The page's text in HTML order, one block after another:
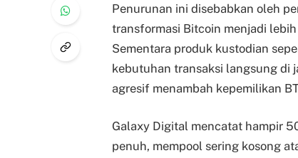
Penurunan ini disebabkan oleh
transformasi Bitcoin menjadi
Sementara produk kustodian
kebutuhan transaksi langsung di
agresif menambah kepemilikan
Galaxy Digital mencatat hampir
penuh, mempool sering kosong